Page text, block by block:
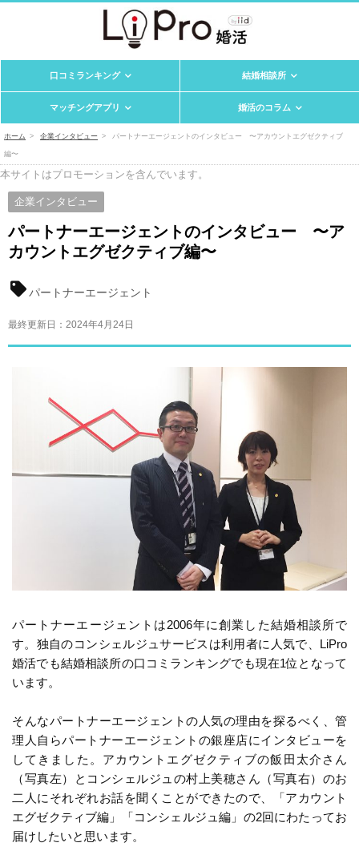
口コミランキング 結婚相談所
マッチングアプリ 婚活のコラム
ホーム 企業インタビュー パートナーエージェントのインタビュー 〜アカウントエグゼクティブ
編〜
本サイトはプロモーションを含んでいます。
企業インタビュー
パートナーエージェントのインタビュー 〜ア
カウントエグゼクティブ編〜
パートナーエージェント
最終更新日： 2024年4月24日
パートナーエージェントは2006年に創業した結婚相談所で
す。独自のコンシェルジュサービスは利用者に人気で、LiPro
婚活でも結婚相談所の口コミランキングでも現在1位となって
います。
そんなパートナーエージェントの人気の理由を探るべく、管
理人自らパートナーエージェントの銀座店にインタビューを
してきました。アカウントエグゼクティブの飯田太介さん
（写真左）とコンシェルジュの村上美穂さん（写真右）のお
二人にそれぞれお話を聞くことができたので、「アカウント
エグゼクティブ編」「コンシェルジュ編」の2回にわたってお
届けしたいと思います。